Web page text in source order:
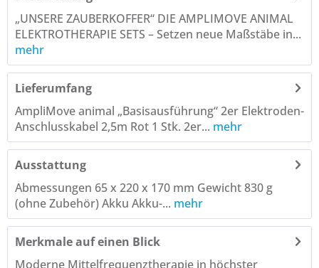
„UNSERE ZAUBERKOFFER“ DIE AMPLIMOVE ANIMAL
ELEKTROTHERAPIE SETS – Setzen neue Maßstäbe in...
mehr
Lieferumfang
AmpliMove animal „Basisausführung“ 2er Elektroden-
Anschlusskabel 2,5m Rot 1 Stk. 2er... mehr
Ausstattung
Abmessungen 65 x 220 x 170 mm Gewicht 830 g
(ohne Zubehör) Akku Akku-... mehr
Merkmale auf einen Blick
Moderne Mittelfrequenztherapie in höchster